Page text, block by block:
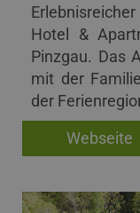
Hotel &
Pinzgau. Das
mit der
der
Webseite